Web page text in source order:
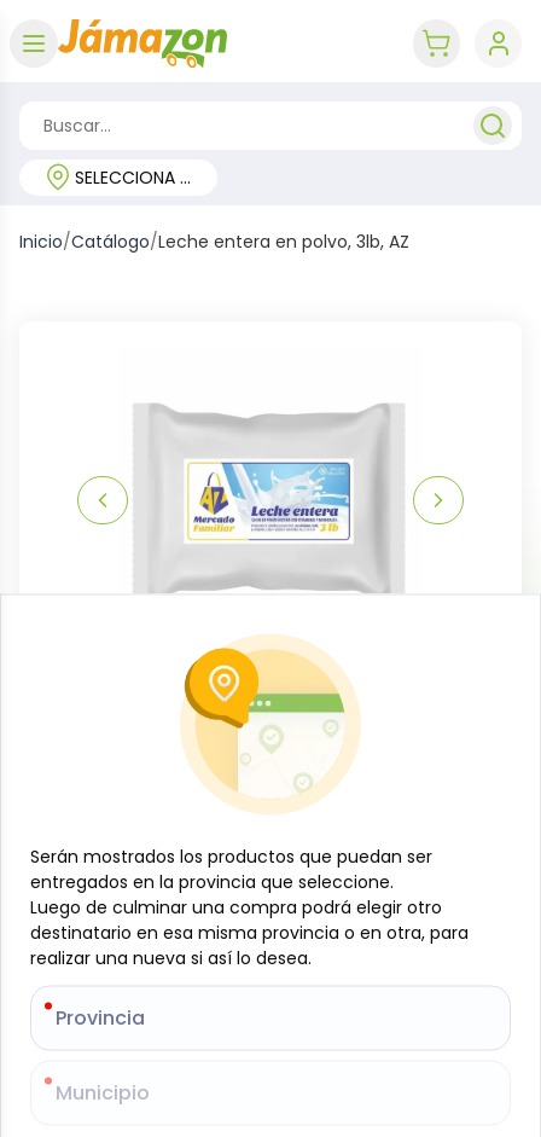
SELECCIONA TU REGIÓN
Inicio/Catálogo/Leche entera en polvo, 3lb, AZ
Leche entera en polvo, 3lb, AZ
B-JAM-001-1310
Especificaciones
-
La leche entera en polvo de 3 lb de AZ es nutritiva y
de alta calidad, enriquecida con vitaminas y
minerales esenciales. Ofrece un sabor cremoso y
Serán mostrados los productos que puedan ser
entregados en la provincia que seleccione.
Luego de culminar una compra podrá elegir otro
destinatario en esa misma provincia o en otra, para
realizar una nueva si así lo desea.
Provincia
Municipio
Serán mostrados los productos que puedan ser
entregados en la provincia que seleccione.
Luego de culminar una compra podrá elegir otro
destinatario en esa misma provincia o en otra, para
realizar una nueva si así lo desea.
Provincia
Municipio